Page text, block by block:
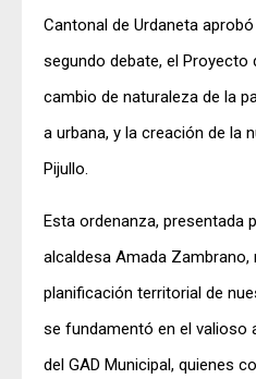
Cantonal de Urdaneta
segundo debate, el Proyecto
cambio de naturaleza de la
a urbana, y la creación de la
Pijullo.
Esta ordenanza, presentada
alcaldesa Amada Zambrano,
planificación territorial de
se fundamentó en el valioso
del GAD Municipal, quienes